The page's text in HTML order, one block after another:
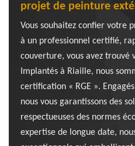
projet de peinture
Vous souhaitez confier votre
à un professionnel certifié,
couverture, vous avez trouvé
Implantés à Riaille, nous
certification « RGE ».
nous vous garantissons des
respectueuses des normes
expertise de longue date,